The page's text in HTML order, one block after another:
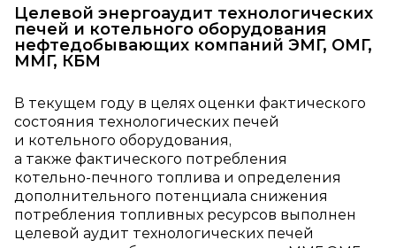
Целевой энергоаудит технологических
печей и котельного оборудования
нефтедобывающих компаний ЭМГ, ОМГ,
ММГ, КБМ
В текущем году в целях оценки фактического
состояния технологических печей
и котельного оборудования,
а также фактического потребления
котельно‑печного топлива и определения
дополнительного потенциала снижения
потребления топливных ресурсов выполнен
целевой аудит технологических печей